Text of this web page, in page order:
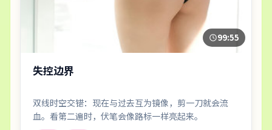
99:55
失控边界
双线时空交错：现在与过去互为镜像，剪一刀就会流
血。看第二遍时，伏笔会像路标一样亮起来。